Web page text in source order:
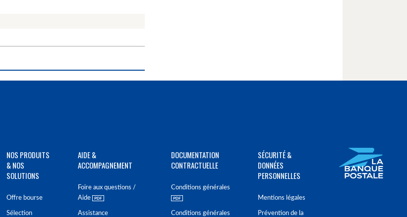
NOS PRODUITS
& NOS
SOLUTIONS
Offre bourse
Sélection
AIDE &
ACCOMPAGNEMENT
Foire aux questions /
Aide
Assistance
DOCUMENTATION
CONTRACTUELLE
Conditions générales
Conditions générales
SÉCURITÉ &
DONNÉES
PERSONNELLES
Mentions légales
Prévention de la